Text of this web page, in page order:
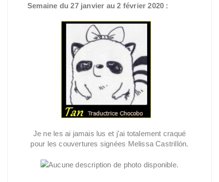
Semaine du 27 janvier au 2 février 2020 :
Je ne les ai jamais lus et j'ai totalement craqué
pour les couvertures signées Melissa Castrillón.